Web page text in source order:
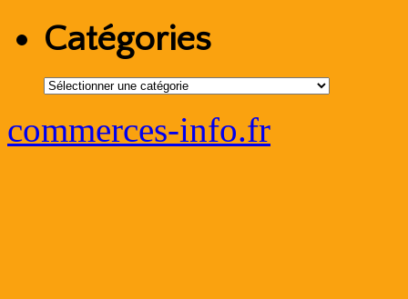
Catégories
Catégories
commerces-info.fr